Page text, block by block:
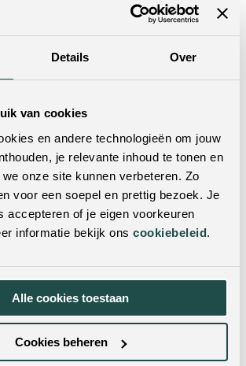
Details Over
van cookies
en andere technologieën om jouw
je relevante inhoud te tonen en
onze site kunnen verbeteren. Zo
voor een soepel en prettig bezoek. Je
accepteren of je eigen voorkeuren
informatie bekijk ons cookiebeleid.
Alle cookies toestaan
Cookies beheren
ook in een van onze woonwinkels
door heel Nederland & België
bij jou in de buurt! Door je
in te vulling in de zoekbalk,
met ons op! Doorgaans reageren wij
24 uur op al je vragen.